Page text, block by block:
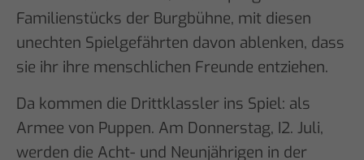
Familienstücks der Burgbühne, mit diesen
unechten Spielgefährten davon ablenken, dass
sie ihr ihre menschlichen Freunde entziehen.
Da kommen die Drittklassler ins Spiel: als
Armee von Puppen. Am Donnerstag, I2. Juli,
werden die Acht- und Neunjährigen in der